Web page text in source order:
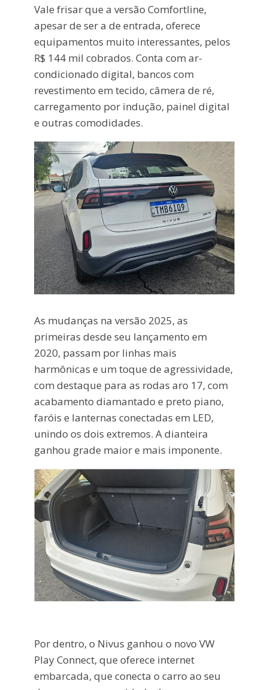
Vale frisar que a versão Comfortline,
apesar de ser a de entrada, oferece
equipamentos muito interessantes, pelos
R$ 144 mil cobrados. Conta com ar-
condicionado digital, bancos com
revestimento em tecido, câmera de ré,
carregamento por indução, painel digital
e outras comodidades.
As mudanças na versão 2025, as
primeiras desde seu lançamento em
2020, passam por linhas mais
harmônicas e um toque de agressividade,
com destaque para as rodas aro 17, com
acabamento diamantado e preto piano,
faróis e lanternas conectadas em LED,
unindo os dois extremos. A dianteira
ganhou grade maior e mais imponente.
Por dentro, o Nivus ganhou o novo VW
Play Connect, que oferece internet
embarcada, que conecta o carro ao seu